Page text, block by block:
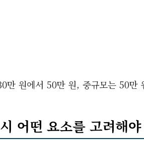
만 원에서 50만 원, 중규모는 50만
어떤 요소를 고려해